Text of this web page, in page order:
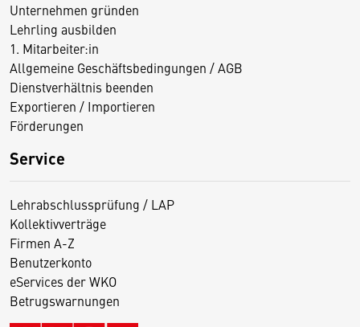
Unternehmen gründen
Lehrling ausbilden
1. Mitarbeiter:in
Allgemeine Geschäftsbedingungen / AGB
Dienstverhältnis beenden
Exportieren / Importieren
Förderungen
Service
Lehrabschlussprüfung / LAP
Kollektivverträge
Firmen A-Z
Benutzerkonto
eServices der WKO
Betrugswarnungen